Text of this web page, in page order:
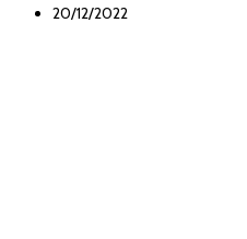
20/12/2022